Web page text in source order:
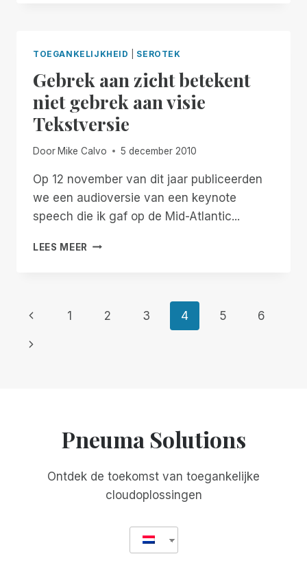
GEZICHT
TOEGANKELIJKHEID
TOEGANKELIJKHEID SEROTEK
Gebrek aan zicht betekent
niet gebrek aan visie
Tekstversie
Door Mike Calvo 5 december 2010
Op 12 november van dit jaar publiceerden
we een audioversie van een keynote
speech die ik gaf op de Mid-Atlantic...
LEES MEER GEBREK
GEBREK
Paginanavigatie
Vorige
pagina
1 2 3 4 5 6
Volgende
Pneuma Solutions
Ontdek de toekomst van toegankelijke
cloudoplossingen